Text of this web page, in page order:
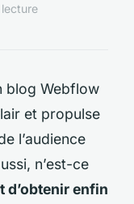
blog Webflow
et propulse
l’audience
n’est-ce
d’obtenir enfin